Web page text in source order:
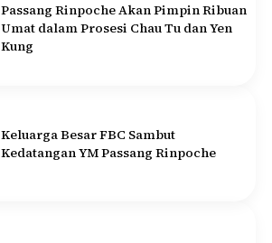
Passang Rinpoche Akan Pimpin Ribuan
Umat dalam Prosesi Chau Tu dan Yen
Kung
Keluarga Besar FBC Sambut
Kedatangan YM Passang Rinpoche